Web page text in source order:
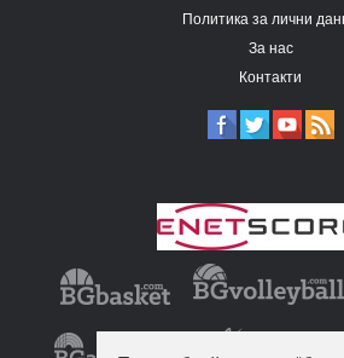
Политика за лични
За нас
Контакти